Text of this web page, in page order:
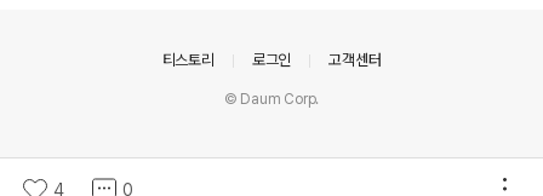
4 0
티스토리 로그인 고객센터
© Daum Corp.